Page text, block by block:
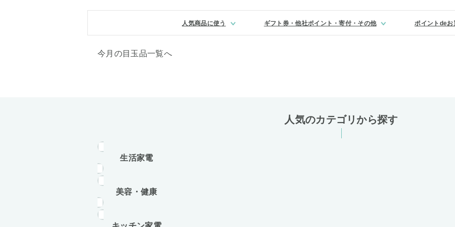
人気商品に使う ギフト券・他社ポイント・寄付・その他 ポイントdeお
今月の目玉品一覧へ
人気のカテゴリから探す
生活家電
美容・健康